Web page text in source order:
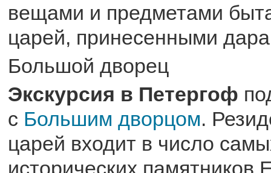
вещами и предметами
царей, принесенными
Большой дворец
Экскурсия в Петергоф
с Большим дворцом.
царей входит в число
исторических памятников